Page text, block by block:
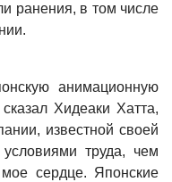
ранения, в том числе
анимационную
Хидеаки Хатта,
известной своей
труда, чем
сердце. Японские